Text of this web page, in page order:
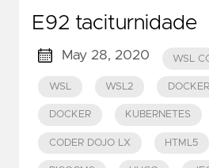
E92 taciturnidade
May 28, 2020 WSL
WSL WSL2
DOCKER KUBERNETES
CODER DOJO LX HTML5